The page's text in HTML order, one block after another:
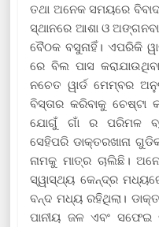
ତଥା ଅନେକ ସମୟରେ
ସ୍ଥାନରେ ଆଶା ଓ
ବୈଠକ ବସୁନାହିଁ। ଏପରିକି
ରେ ବିଲ ପାସ
ନଚେତ ୱାର୍ଡ ମେମ୍ବର
ବିସ୍ତାର କରିବାକୁ
ଯୋଗୁଁ ଗାଁ ର ପରିମଳ
ସେହିପରି ଡାକ୍ତରଖାନା
ନାମକୁ ମାତ୍ର ଚାଲିଛି।
ସ୍ୱାସ୍ଥ୍ୟ କେନ୍ଦ୍ର
ବନ୍ଦ ମଧ୍ୟ ରହିଥିଲା।
ପାନୀୟ ଜଳ ଏବଂ